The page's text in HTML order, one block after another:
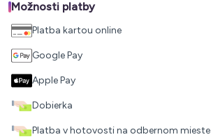
Možnosti platby
Platba kartou online
Google Pay
Apple Pay
Dobierka
Platba v hotovosti na odbernom mieste